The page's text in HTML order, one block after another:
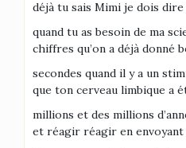
déjà tu sais Mimi je dois dire
quand tu as besoin de ma
chiffres qu’on a déjà donné
secondes quand il y a un
que ton cerveau limbique a
millions et des millions
et réagir réagir en